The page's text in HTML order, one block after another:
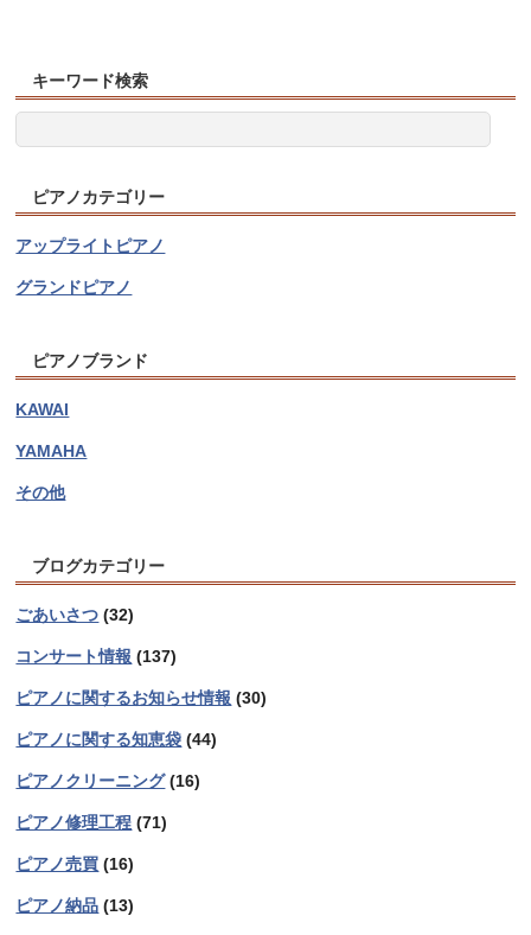
キーワード検索
ピアノカテゴリー
アップライトピアノ
グランドピアノ
ピアノブランド
KAWAI
YAMAHA
その他
ブログカテゴリー
ごあいさつ (32)
コンサート情報 (137)
ピアノに関するお知らせ情報 (30)
ピアノに関する知恵袋 (44)
ピアノクリーニング(16)
ピアノ修理工程 (71)
ピアノ売買 (16)
ピアノ納品 (13)